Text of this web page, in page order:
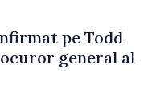
pe Todd
general al